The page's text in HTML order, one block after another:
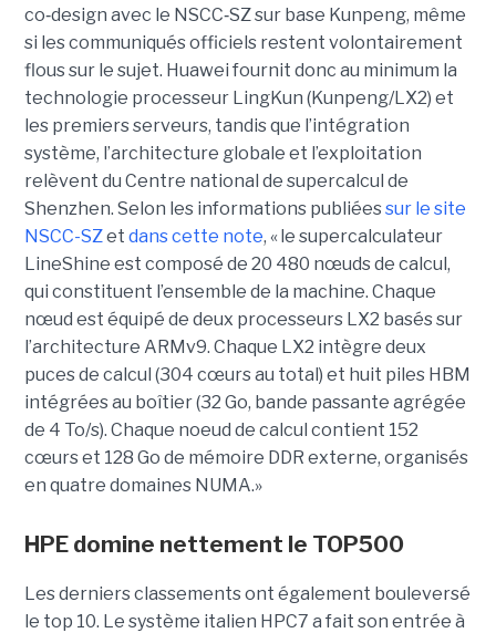
co‑design avec le NSCC‑SZ sur base Kunpeng, même
si les communiqués officiels restent volontairement
flous sur le sujet. Huawei fournit donc au minimum la
technologie processeur LingKun (Kunpeng/LX2) et
les premiers serveurs, tandis que l’intégration
système, l’architecture globale et l’exploitation
relèvent du Centre national de supercalcul de
Shenzhen. Selon les informations publiéessur le site
NSCC-SZet dans cette note, « le supercalculateur
LineShine est composé de 20 480 nœuds de calcul,
qui constituent l’ensemble de la machine. Chaque
nœud est équipé de deux processeurs LX2 basés sur
l’architecture ARMv9. Chaque LX2 intègre deux
puces de calcul (304 cœurs au total) et huit piles HBM
intégrées au boîtier (32 Go, bande passante agrégée
de 4 To/s). Chaque noeud de calcul contient 152
cœurs et 128 Go de mémoire DDR externe, organisés
en quatre domaines NUMA.»
HPE domine nettement le TOP500
Les derniers classements ont également bouleversé
le top 10. Le système italien HPC7 a fait son entrée à